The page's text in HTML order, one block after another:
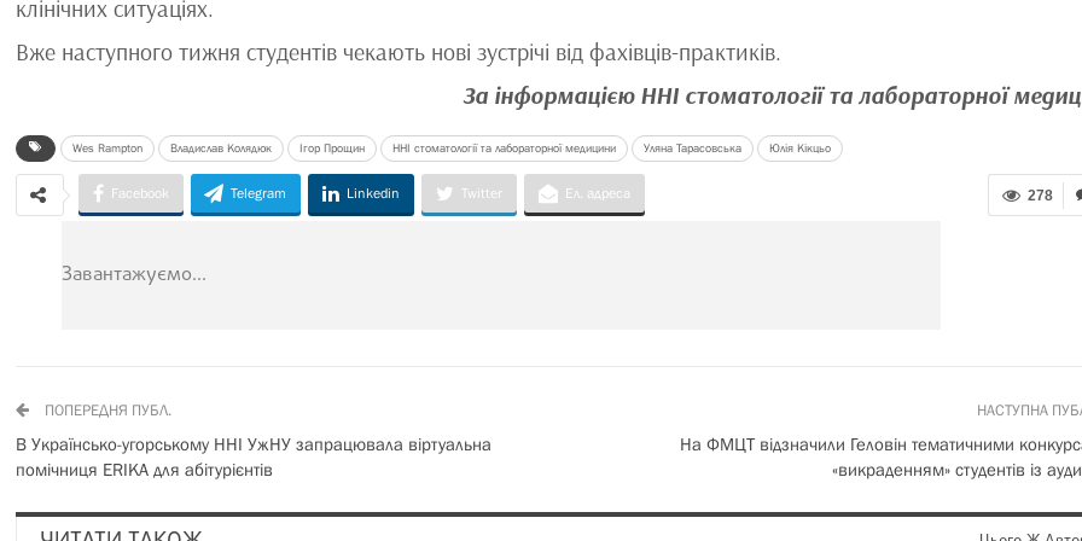
клінічних ситуаціях.
Вже наступного тижня студентів чекають нові зустрічі від фахівців-практиків.
За інформацією ННІ стоматології та лабораторної
Wes Rampton Владислав Колядюк Ігор Прощин ННІ стоматології та лабораторної медицини Уляна Тарасовська Юлія Кікцьо
278
Facebook Telegram Linkedin Twitter Ел. адреса
Завантажуємо...
ПОПЕРЕДНЯ ПУБЛ.
В Українсько-угорському ННІ УжНУ запрацювала віртуальна
помічниця ERIKA для абітурієнтів
НАСТУПНА
На ФМЦТ відзначили Геловін тематичними
«викраденням» студентів із